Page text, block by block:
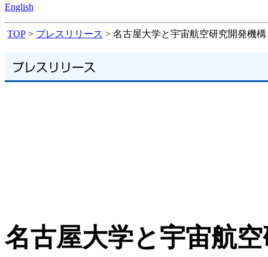
English
TOP > プレスリリース > 名古屋大学と宇宙航空研究開発機
名古屋大学と宇宙航